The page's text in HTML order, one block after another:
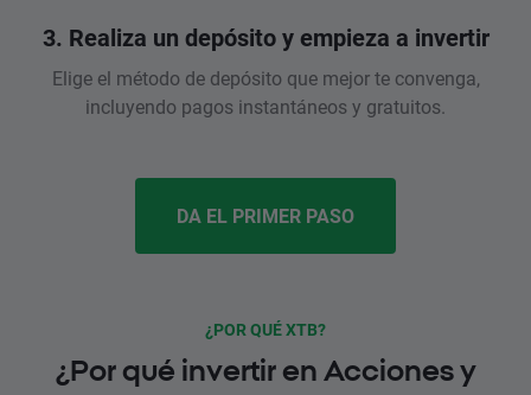
3. Realiza un depósito y empieza a invertir
Elige el método de depósito que mejor te convenga,
incluyendo pagos instantáneos y gratuitos.
DA EL PRIMER PASO
¿POR QUÉ XTB?
¿Por qué invertir en Acciones y